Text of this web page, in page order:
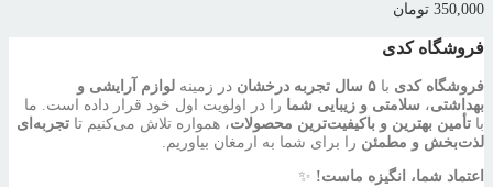
350,000 تومان
فروشگاه کدی
فروشگاه کدی با ۵ سال تجربه درخشان در زمینه لوازم آرایشی و
بهداشتی، سلامتی و زیبایی شما را در اولویت اول خود قرار داده است. ما
با تأمین بهترین و باکیفیت‌ترین محصولات، همواره تلاش می‌کنیم تا تجربه‌ای
لذت‌بخش و مطمئن را برای شما به ارمغان بیاوریم.
اعتماد شما، انگیزه ماست! ✨